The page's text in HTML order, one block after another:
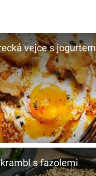
vejce s jogurtem
s fazolemi